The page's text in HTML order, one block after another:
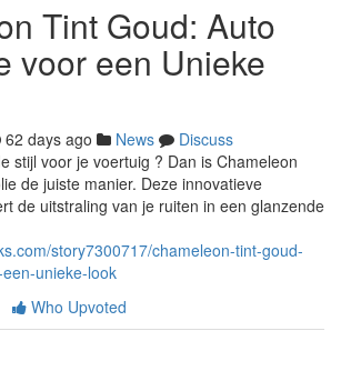
Tint Goud: Auto
voor een Unieke
62 days ago News
Discuss
stijl voor je voertuig ? Dan is Chameleon
de juiste manier. Deze innovatieve
de uitstraling van je ruiten in een glanzende
story7300717/chameleon-tint-goud-
unieke-look
Who Upvoted